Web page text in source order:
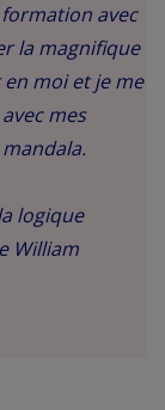
avec
la magnifique
moi et je me
mes
logique
William